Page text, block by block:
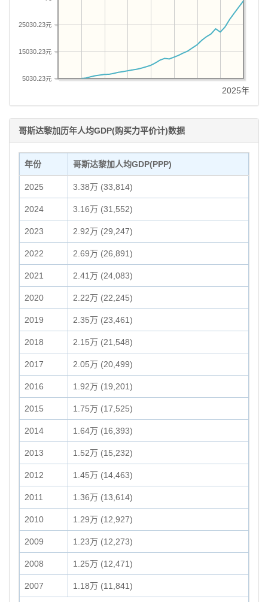
5030.23元
15030.23元
25030.23元
2025年
哥斯达黎加历年人均GDP(购买力平价计)数据
年份 哥斯达黎加人均GDP(PPP)
2025 3.38万 (33,814)
2024 3.16万 (31,552)
2023 2.92万 (29,247)
2022 2.69万 (26,891)
2021 2.41万 (24,083)
2020 2.22万 (22,245)
2019 2.35万 (23,461)
2018 2.15万 (21,548)
2017 2.05万 (20,499)
2016 1.92万 (19,201)
2015 1.75万 (17,525)
2014 1.64万 (16,393)
2013 1.52万 (15,232)
2012 1.45万 (14,463)
2011 1.36万 (13,614)
2010 1.29万 (12,927)
2009 1.23万 (12,273)
2008 1.25万 (12,471)
2007 1.18万 (11,841)